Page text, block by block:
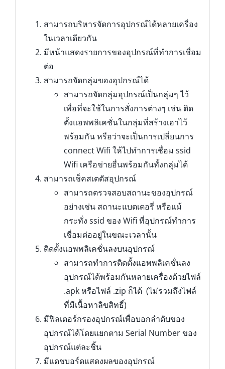
สามารถบริหารจัดการอุปกรณ์ได้หลายเครื่อง
ในเวลาเดียวกัน
มีหน้าแสดงรายการของอุปกรณ์ที่ทำการเชื่อม
ต่อ
สามารถจัดกลุ่มของอุปกรณ์ได้
สามารถจัดกลุ่มอุปกรณ์เป็นกลุ่มๆ ไว้
เพื่อที่จะใช้ในการสั่งการต่างๆ เช่น ติด
ตั้งแอพพลิเคชั่นในกลุ่มที่สร้างเอาไว้
พร้อมกัน หรือว่าจะเป็นการเปลี่ยนการ
connect Wifi ให้ไปทำการเชื่อม ssid
Wifi เครือข่ายอื่นพร้อมกันทั้งกลุ่มได้
สามารถเช็คสเตตัสอุปกรณ์
สามารถตรวจสอบสถานะของอุปกรณ์
อย่างเช่น สถานะแบตเตอรี่ หรือแม้
กระทั่ง ssid ของ Wifi ที่อุปกรณ์ทำการ
เชื่อมต่ออยู่ในขณะเวลานั้น
ติดตั้งแอพพลิเคชั่นลงบนอุปกรณ์
สามารถทำการติดตั้งแอพพลิเคชั่นลง
อุปกรณ์ได้พร้อมกันหลายเครื่องด้วยไฟล์
.apk หรือไฟล์ .zip ก็ได้ (ไม่รวมถึงไฟล์
ที่มีเนื้อหาลิขสิทธิ์)
มีฟิลเตอร์กรองอุปกรณ์เพื่อบอกลำดับของ
อุปกรณ์ได้โดยแยกตาม Serial Number ของ
อุปกรณ์แต่ละชิ้น
มีแดชบอร์ดแสดงผลของอุปกรณ์